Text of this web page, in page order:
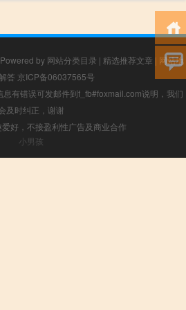
Powered by 网站分类目录 | 精选推荐文章 | 网站地
答 京ICP备06037565号
有错误可发邮件到f_fb#foxmail.com说明，我们
及时纠正，谢谢
好，不接盈利性广告及商业合作
小男孩